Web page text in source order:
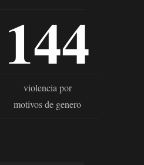
144
violencia por
motivos de genero